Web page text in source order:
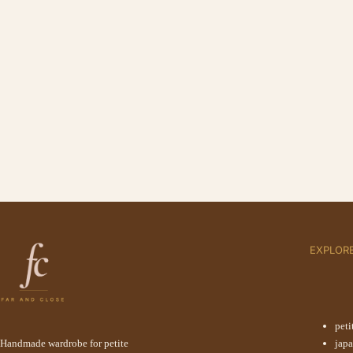
Handmade wardrobe for petite